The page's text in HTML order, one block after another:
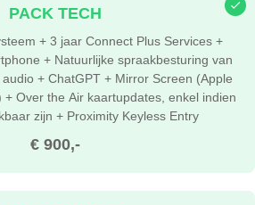
€ 900,-
PACK TECH
+ 3 jaar Connect Plus Services +
+ Natuurlijke spraakbesturing van
+ ChatGPT + Mirror Screen (Apple
Over the Air kaartupdates, enkel indien
zijn + Proximity Keyless Entry